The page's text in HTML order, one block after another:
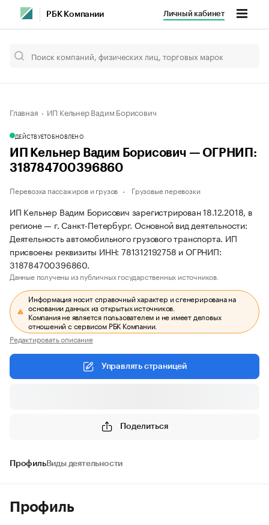
РБК Компании Личный кабинет
Главная ИП Кельнер Вадим Борисович
ДЕЙСТВУЕТОБНОВЛЕНО
ИП Кельнер Вадим Борисович — ОГРНИП:
318784700396860
Перевозка пассажиров и грузов Грузовые перевозки
ИП Кельнер Вадим Борисович зарегистрирован 18.12.2018, в
регионе — г. Санкт-Петербург. Основной вид деятельности:
Деятельность автомобильного грузового транспорта. ИП
присвоены реквизиты ИНН: 781312192758 и ОГРНИП:
318784700396860.
Данные получены из публичных государственных источников.
Информация носит справочный характер и сгенерирована на
основании данных из открытых источников.
Компания не является пользователем и не имеет деловых
отношений с сервисом РБК Компании.
Редактировать описание
Управлять страницей
Поделиться
ПрофильВиды деятельности
Профиль